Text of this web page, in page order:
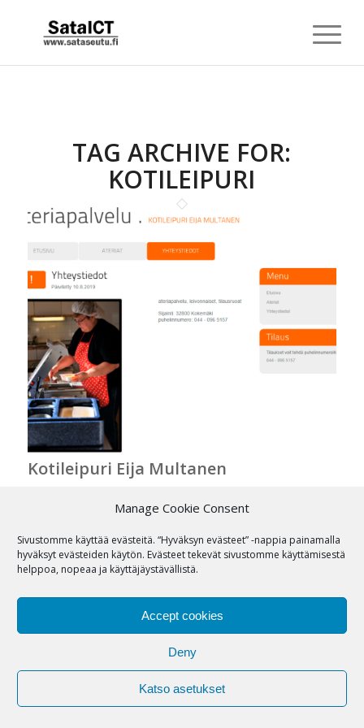
Manage Cookie Consent
Sivustomme käyttää evästeitä. “Hyväksyn evästeet” -nappia painamalla
hyväksyt evästeiden käytön. Evästeet tekevät sivustomme käyttämisestä
helppoa, nopeaa ja käyttäjäystävällistä.
Accept cookies
Deny
Katso asetukset
TAG ARCHIVE FOR:
KOTILEIPURI
Kotileipuri Eija Multanen
© copyright 2021 | tmi Erik van Esdonk | sataseutu.fi